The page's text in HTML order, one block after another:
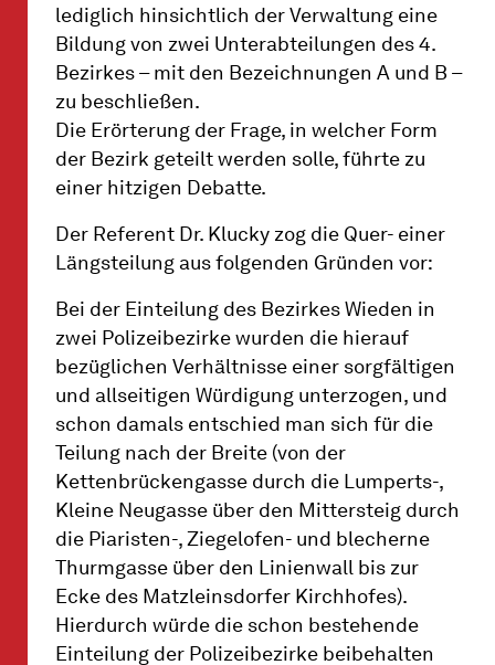
lediglich hinsichtlich der Verwaltung eine
Bildung von zwei Unterabteilungen des 4.
Bezirkes – mit den Bezeichnungen A und B –
zu beschließen.
Die Erörterung der Frage, in welcher Form
der Bezirk geteilt werden solle, führte zu
einer hitzigen Debatte.
Der Referent Dr. Klucky zog die Quer- einer
Längsteilung aus folgenden Gründen vor:
Bei der Einteilung des Bezirkes Wieden in
zwei Polizeibezirke wurden die hierauf
bezüglichen Verhältnisse einer sorgfältigen
und allseitigen Würdigung unterzogen, und
schon damals entschied man sich für die
Teilung nach der Breite (von der
Kettenbrückengasse durch die Lumperts-,
Kleine Neugasse über den Mittersteig durch
die Piaristen-, Ziegelofen- und blecherne
Thurmgasse über den Linienwall bis zur
Ecke des Matzleinsdorfer Kirchhofes).
Hierdurch würde die schon bestehende
Einteilung der Polizeibezirke beibehalten